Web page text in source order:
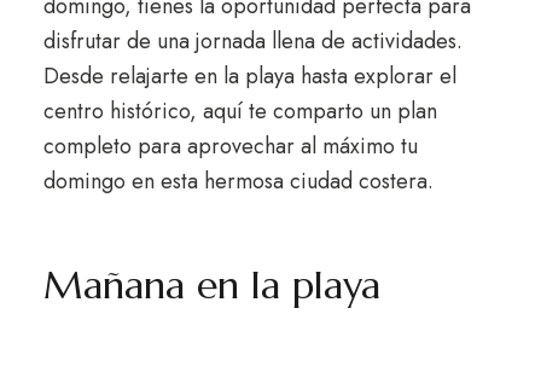
disfrutar de una jornada llena de actividades.
Desde relajarte en la playa hasta explorar el
centro histórico, aquí te comparto un plan
completo para aprovechar al máximo tu
domingo en esta hermosa ciudad costera.
Mañana en la playa